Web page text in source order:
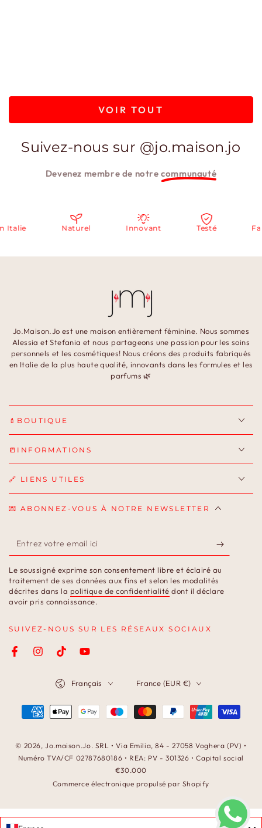
VOIR TOUT
Suivez-nous sur @jo.maison.jo
Devenez membre de notrecommunauté
Naturel Innovant Testé
Jo.Maison.Jo est une maison entièrement féminine. Nous sommes
Alessia et Stefania et nous partageons une passion pour les soins
personnels et les cosmétiques! Nous créons des produits fabriqués
en Italie de la plus haute qualité, innovants dans les formules et les
parfums 🌿
💄BOUTIQUE
📒INFORMATIONS
🔗 LIENS UTILES
💌 ABONNEZ-VOUS À NOTRE NEWSLETTER
Entrez
votre
email
ici
Le soussigné exprime son consentement libre et éclairé au
traitement de ses données aux fins et selon les modalités
décrites dans la politique de confidentialité dont il déclare
avoir pris connaissance.
SUIVEZ-NOUS SUR LES RÉSEAUX SOCIAUX
FacebookInstagramTikTokYouTube
© 2026,Jo.maison.Jo. SRL • Via Emilia, 84 - 27058 Voghera (PV) •
Numéro TVA/CF 02787680186 • REA: PV - 301326 • Capital social
€30.000
Commerce électronique propulsé par Shopify
Français France (EUR €)
Modes
paiement